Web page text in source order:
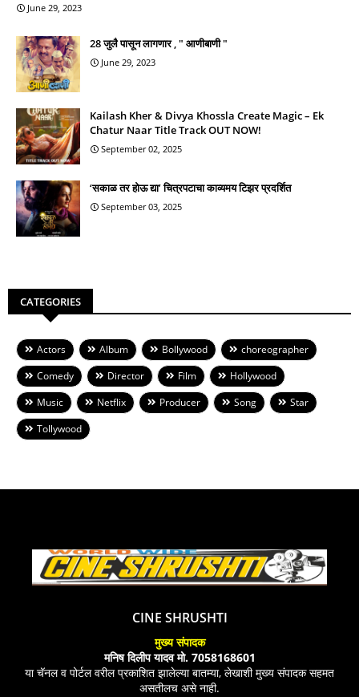
June 29, 2023
28 जुलै पासून लागणार , " आणीबाणी "
June 29, 2023
Kailash Kher & Divya Khossla Create Magic – Ek
Chatur Naar Title Track OUT NOW!
September 02, 2025
‘सकाळ तर होऊ द्या’ चित्रपटाचा काव्यमय टिझर प्रदर्शित
September 03, 2025
CATEGORIES
Actors Album Bollywood
choreographer
Comedy
Director Film
Hollywood
Music
Netflix Producer Song
Star
Tollywood
CINE SHRUSHTI
मुख्य संपादक
मनिष दिलीप यादव मो. 7058168601
या चॅनल व पोर्टल वरील प्रकाशित झालेल्या बातम्या, लेखाशी मुख्य संपादक सहमत
असतीलच असे नाही.